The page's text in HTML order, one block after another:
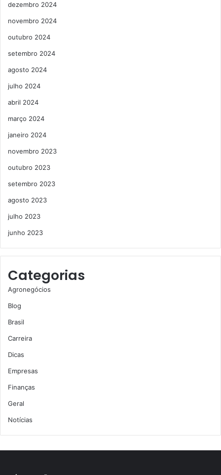
dezembro 2024
novembro 2024
outubro 2024
setembro 2024
agosto 2024
julho 2024
abril 2024
março 2024
janeiro 2024
novembro 2023
outubro 2023
setembro 2023
agosto 2023
julho 2023
junho 2023
Categorias
Agronegócios
Blog
Brasil
Carreira
Dicas
Empresas
Finanças
Geral
Notícias